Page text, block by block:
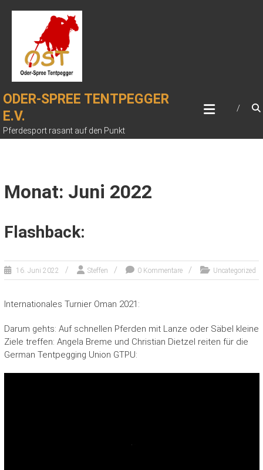
ODER-SPREE TENTPEGGER
E.V.
Pferdesport rasant auf den Punkt
Monat: Juni 2022
Flashback:
16. Juni 2022 Steffen 0 Kommentare Uncategorized
Internationales Turnier Oman 2021:
Darum gehts: Auf schnellen Pferden mit Lanze oder Säbel kleine
Ziele treffen: Angela Breme und Christian Dietzel reiten für die
German Tentpegging Union GTPU: